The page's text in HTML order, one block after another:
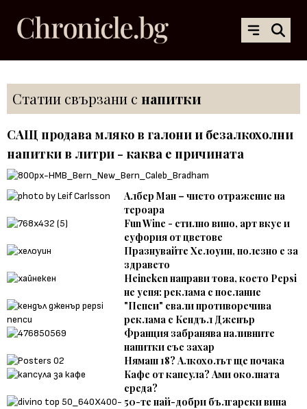
Статии свързани с напитки
САЩ продава мляко в галони и безалкохолни
напитки в литри - каква е причината
Албер Ман – чисто отражение на
тероара
Fun Wine - стилно вино, арт вкус и
еуфория от цветове
Празнувайте Хелоуин, полезно е за
здравето
Heineken направи това, което Pepsi
не успя: реклама с послание
"Пепси" свали противоречива
реклама с Кендъл Дженър
Франция забранява наливните
напитки със захар
Нямаш 18? Алкохолът ще почака
Кафе от капсула? Ами околната
среда?
50-те най-добри български вина